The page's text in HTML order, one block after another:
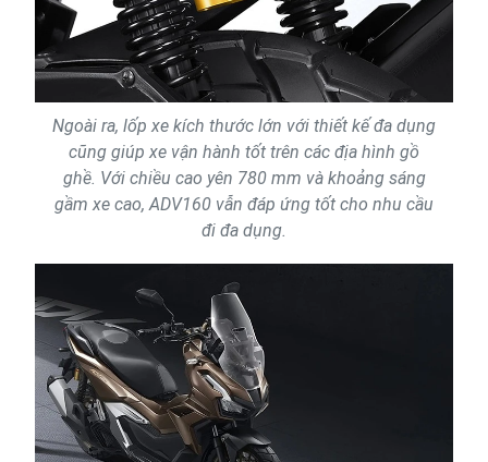
Ngoài ra, lốp xe kích thước lớn với thiết kế đa dụng
cũng giúp xe vận hành tốt trên các địa hình gồ
ghề. Với chiều cao yên 780 mm và khoảng sáng
gầm xe cao, ADV160 vẫn đáp ứng tốt cho nhu cầu
đi đa dụng.